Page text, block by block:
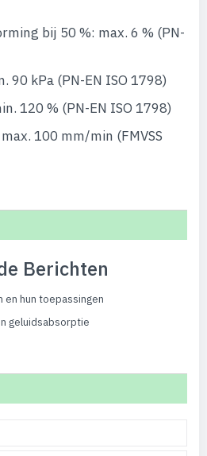
bij 50 %: max. 6 % (PN-
90 kPa (PN-EN ISO 1798)
120 % (PN-EN ISO 1798)
100 mm/min (FMVSS
Berichten
hun toepassingen
geluidsabsorptie